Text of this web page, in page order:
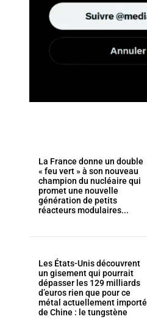
La France donne un double
« feu vert » à son nouveau
champion du nucléaire qui
promet une nouvelle
génération de petits
réacteurs modulaires...
Les États-Unis découvrent
un gisement qui pourrait
dépasser les 129 milliards
d’euros rien que pour ce
métal actuellement importé
de Chine : le tungstène